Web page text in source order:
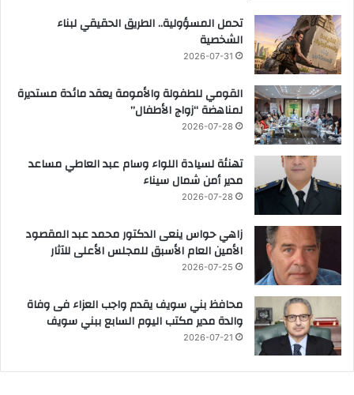
تحمل المسؤولية.. الطريق الحقيقي لبناء
الشخصية
2026-07-31
القومي للطفولة والأمومة يعقد مائدة مستديرة
لمناهضة “زواج الأطفال”
2026-07-28
تهنئة لسيادة اللواء وسام عبد العاطي مساعد
مدير أمن شمال سيناء
2026-07-28
زاهي حواس ينعى الدكتور محمد عبد المقصود
الأمين العام الأسبق للمجلس الأعلى للآثار
2026-07-25
محافظ بني سويف يقدم واجب العزاء فى وفاة
والدة مدير مكتب اليوم السابع ببني سويف
2026-07-21